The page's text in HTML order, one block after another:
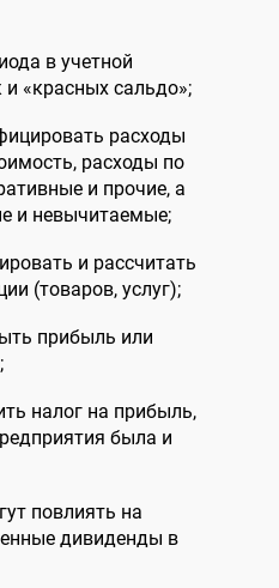
в учетной
«красных сальдо»;
расходы
расходы по
и прочие, а
и невычитаемые;
и рассчитать
(товаров, услуг);
прибыль или
налог на прибыль,
была и
повлиять на
дивиденды в